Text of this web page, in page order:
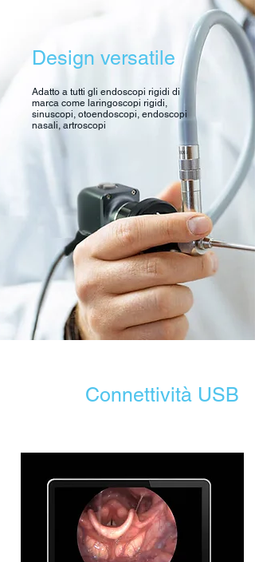
Design versatile
Adatto a tutti gli endoscopi rigidi di
marca come laringoscopi rigidi,
sinuscopi, otoendoscopi, endoscopi
nasali, artroscopi
Connettività USB